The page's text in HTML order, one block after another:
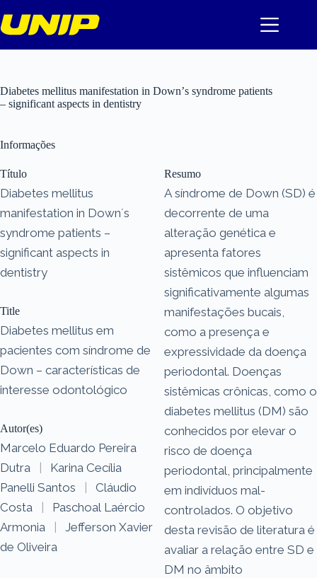
para
o
Diabetes mellitus manifestation in Downʼs syndrome patients
– significant aspects in dentistry
Informações
Título
Diabetes mellitus
manifestation in Downʼs
syndrome patients –
significant aspects in
dentistry
Title
Diabetes mellitus em
pacientes com síndrome de
Down – características de
interesse odontológico
Autor(es)
Marcelo Eduardo Pereira
Dutra
|
Karina Cecília
Panelli Santos
|
Cláudio
Costa
|
Paschoal Laércio
Armonia
|
Jefferson Xavier
de Oliveira
Resumo
A síndrome de Down (SD) é
decorrente de uma
alteração genética e
apresenta fatores
sistêmicos que influenciam
significativamente algumas
manifestações bucais,
como a presença e
expressividade da doença
periodontal. Doenças
sistêmicas crônicas, como o
diabetes mellitus (DM) são
conhecidos por elevar o
risco de doença
periodontal, principalmente
em indivíduos mal-
controlados. O objetivo
desta revisão de literatura é
avaliar a relação entre SD e
DM no âmbito